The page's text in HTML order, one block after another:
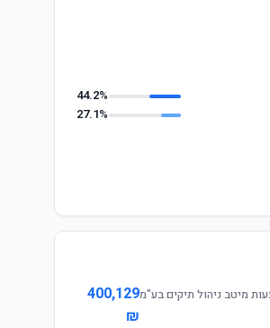
44.2%
27.1%
מיטב ניהול תיקים בע"מ400,129
₪